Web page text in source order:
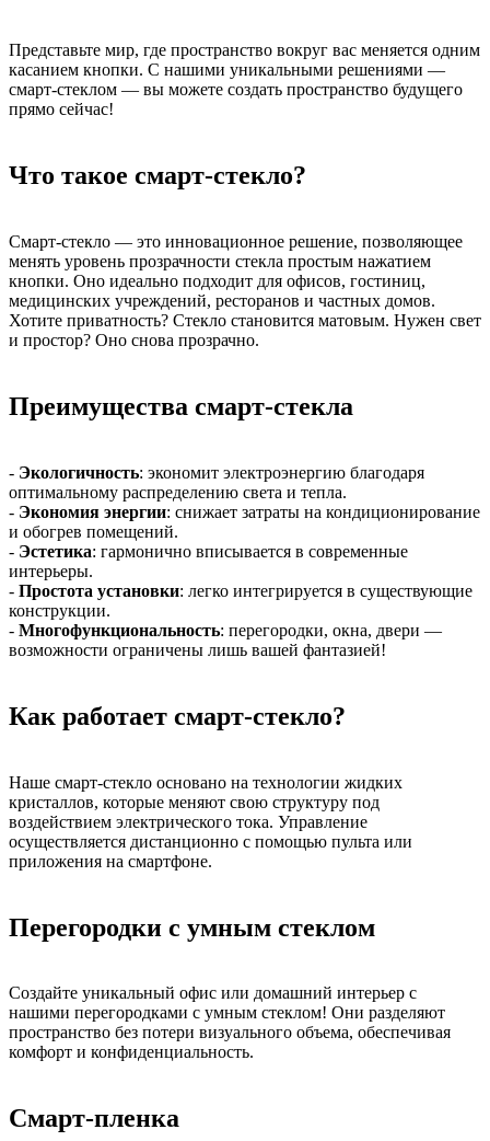
Представьте мир, где пространство вокруг вас меняется одним
касанием кнопки. С нашими уникальными решениями —
смарт-стеклом — вы можете создать пространство будущего
прямо сейчас!
Что такое смарт-стекло?
Смарт-стекло — это инновационное решение, позволяющее
менять уровень прозрачности стекла простым нажатием
кнопки. Оно идеально подходит для офисов, гостиниц,
медицинских учреждений, ресторанов и частных домов.
Хотите приватность? Стекло становится матовым. Нужен свет
и простор? Оно снова прозрачно.
Преимущества смарт-стекла
- Экологичность: экономит электроэнергию благодаря
оптимальному распределению света и тепла.
- Экономия энергии: снижает затраты на кондиционирование
и обогрев помещений.
- Эстетика: гармонично вписывается в современные
интерьеры.
- Простота установки: легко интегрируется в существующие
конструкции.
- Многофункциональность: перегородки, окна, двери —
возможности ограничены лишь вашей фантазией!
Как работает смарт-стекло?
Наше смарт-стекло основано на технологии жидких
кристаллов, которые меняют свою структуру под
воздействием электрического тока. Управление
осуществляется дистанционно с помощью пульта или
приложения на смартфоне.
Перегородки с умным стеклом
Создайте уникальный офис или домашний интерьер с
нашими перегородками с умным стеклом! Они разделяют
пространство без потери визуального объема, обеспечивая
комфорт и конфиденциальность.
Смарт-пленка